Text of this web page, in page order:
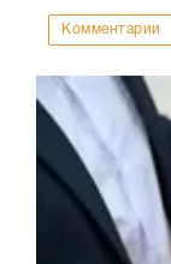
Комментарии